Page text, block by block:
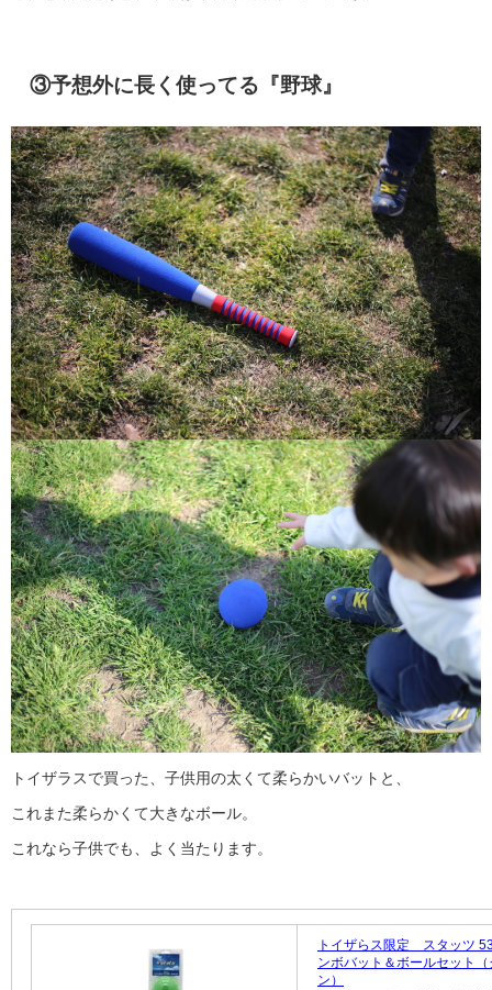
③予想外に長く使ってる『野球』
トイザラスで買った、子供用の太くて柔らかいバットと、
これまた柔らかくて大きなボール。
これなら子供でも、よく当たります。
トイザらス限定 スタッツ
ンボバット＆ボールセット（
ン）